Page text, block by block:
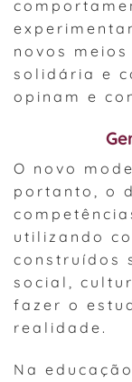
novos
solidária e
opinam e
O novo
portanto, o
utilizando
construídos
social,
fazer o
realidade.
Na